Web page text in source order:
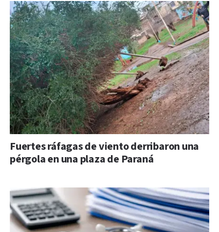
Fuertes ráfagas de viento derribaron una
pérgola en una plaza de Paraná